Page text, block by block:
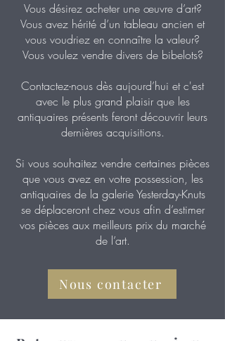
Vous désirez acheter une œuvre d’art?
Vous avez hérité d’un tableau ancien et
vous voudriez en connaître la valeur?
Vous voulez vendre divers de bibelots?
Contactez-nous dès aujourd’hui et c'est
avec le plus grand plaisir que les
antiquaires présents feront découvrir leurs
dernières acquisitions.
Si vous souhaitez vendre certaines pièces
que vous avez en votre possession, les
antiquaires de la galerie Yesterday-Knuts
se déplaceront chez vous afin d’estimer
vos pièces aux meilleurs prix du marché
de l’art.
Nous contacter